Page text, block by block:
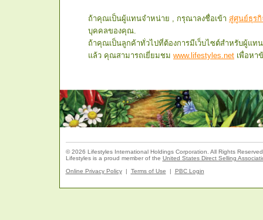
ถ้าคุณเป็นผู้แทนจำหน่าย , กรุณาลงชื่อเข้า สู่ศูนย์ธุร
บุคคลของคุณ.
ถ้าคุณเป็นลูกค้าทั่วไปที่ต้องการมีเว็บไซต์สำหรับผู้แ
แล้ว คุณสามารถเยี่ยมชม www.lifestyles.net เพื่อหา
© 2026 Lifestyles International Holdings Corporation. All Rights
Lifestyles is a proud member of the United States Direct Selling
Online Privacy Policy| Terms of Use | PBC Login